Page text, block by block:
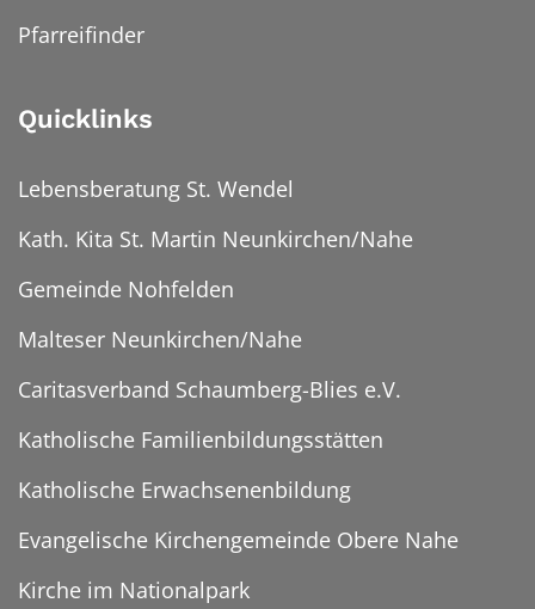
Pfarreifinder
Quicklinks
Lebensberatung St. Wendel
Kath. Kita St. Martin Neunkirchen/Nahe
Gemeinde Nohfelden
Malteser Neunkirchen/Nahe
Caritasverband Schaumberg-Blies e.V.
Katholische Familienbildungsstätten
Katholische Erwachsenenbildung
Evangelische Kirchengemeinde Obere Nahe
Kirche im Nationalpark